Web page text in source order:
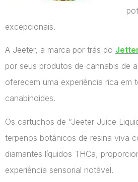
excepcionais.
A Jeeter, a marca por trás do
por seus produtos de cannabis de
oferecem uma experiência rica em
canabinoides.
Os cartuchos de “Jeeter Juice
terpenos botânicos de resina viva
diamantes líquidos THCa,
experiência sensorial notável.